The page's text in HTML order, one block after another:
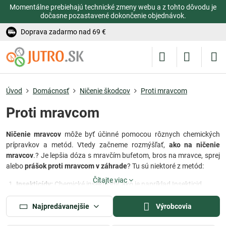
Momentálne prebiehajú technické zmeny webu a z tohto dôvodu je
dočasne pozastavené dokončenie objednávok.
Doprava zadarmo nad 69 €
Úvod Domácnosť Ničenie škodcov Proti mravcom
Proti mravcom
Ničenie mravcov môže byť účinné pomocou rôznych chemických
prípravkov a metód. Vtedy začneme rozmýšľať, ako na ničenie
mravcov.? Je lepšia dóza s mravčím bufetom, bros na mravce, sprej
aleboprášok proti mravcom v záhrade? Tu sú niektoré z metód:
Insekticídy: Chemické insekticídy, ako je napríklad Insekticid
Biotoll, sú účinné pri ničení mravcov. Tieto prípravky sa aplikujú
priamo na miesta, kde sa mravce vyskytujú, a účinne ich
eliminujú.
Čítajte viac
Najpredávanejšie Výrobcovia